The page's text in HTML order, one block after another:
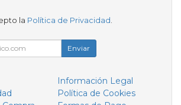
la Política de Privacidad
Enviar
Información Legal
Política de Cookies